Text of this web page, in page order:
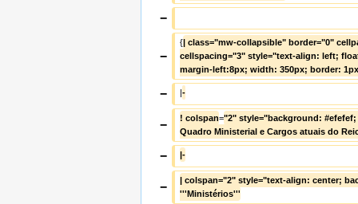
−
−
{| class="mw-collapsible" border="0"
cellspacing="3" style="text-align: left;
margin-left:8px; width: 350px; border:
− |-
− ! colspan="2" style="background:
Quadro Ministerial e Cargos atuais do
− |-
−
| colspan="2" style="text-align: center;
'''Ministérios'''